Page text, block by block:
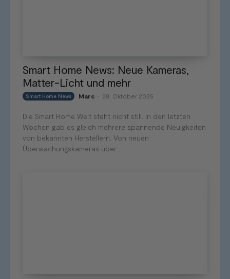
Smart Home News: Neue Kameras,
Matter-Licht und mehr
Smart Home News Marc 28. Oktober 2025
Die Smart Home Welt steht nicht still. In den letzten
Wochen gab es gleich mehrere spannende Neuigkeiten
von bekannten Herstellern. Von neuen
Überwachungskameras über...